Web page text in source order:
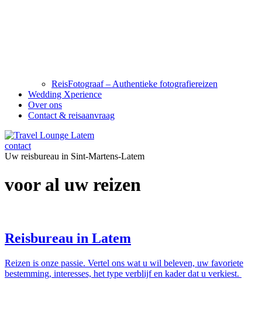
ReisFotograaf – Authentieke fotografiereizen
Wedding Xperience
Over ons
Contact & reisaanvraag
contact
Uw reisbureau in Sint-Martens-Latem
voor al uw reizen
Reisbureau in Latem
Reizen is onze passie. Vertel ons wat u wil beleven, uw favoriete
bestemming, interesses, het type verblijf en kader dat u verkiest.